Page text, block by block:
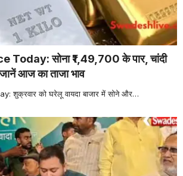
सोना ₹1,49,700 के पार, चांदी
आज का ताजा भाव
शुक्रवार को घरेलू वायदा बाजार में सोने और…